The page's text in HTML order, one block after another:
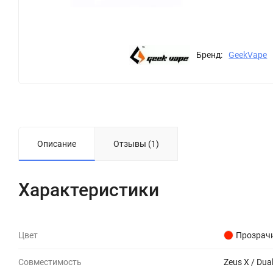
Бренд: GeekVape
Описание Отзывы (1)
Характеристики
Цвет
Совместимость Zeus X / Dual